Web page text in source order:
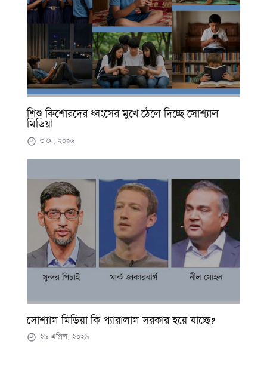
শিশু কিশোরদের ধ্বংসের মুখে ঠেলে দিচ্ছে সোশ্যাল
মিডিয়া
৩ মে, ২০২৬
সোশ্যাল মিডিয়া কি প্যারালাল সরকার হয়ে যাচ্ছে?
২৯ এপ্রিল, ২০২৬